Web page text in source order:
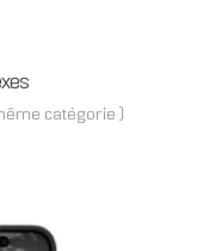
catégorie )